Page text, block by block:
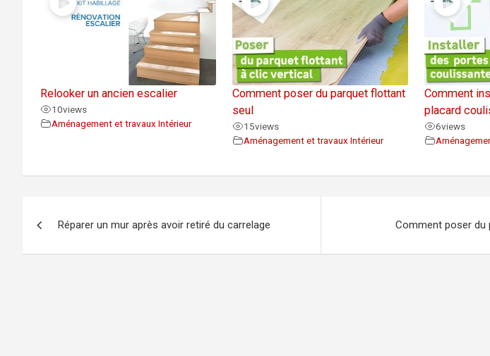
Relooker un ancien escalier
10views
Aménagement et travaux Intérieur
Comment poser du parquet flottant
seul
15views
Aménagement et travaux Intérieur
Comment
placard
6views
Réparer un mur après avoir retiré du carrelage Comment poser du